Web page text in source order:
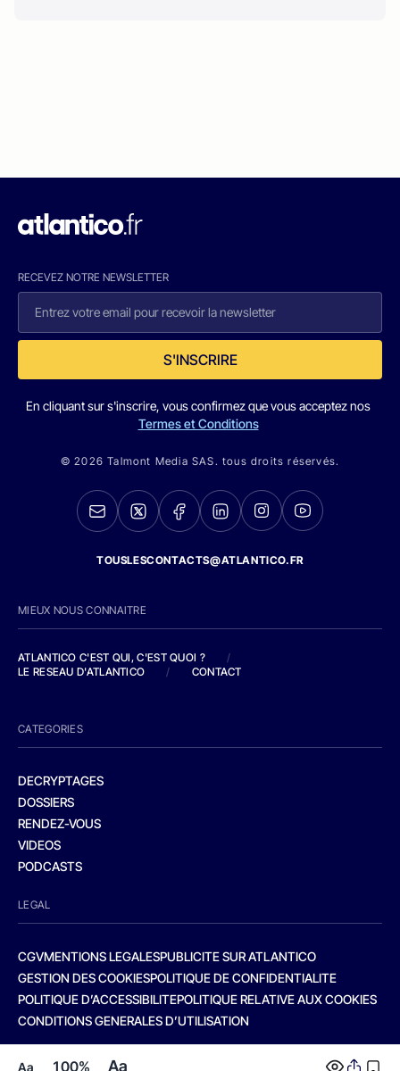
Aa 100% Aa
RECEVEZ NOTRE NEWSLETTER
S'INSCRIRE
En cliquant sur s'inscrire, vous confirmez que vous acceptez nos
Termes et Conditions
© 2026 Talmont Media SAS. tous droits réservés.
TOUSLESCONTACTS@ATLANTICO.FR
MIEUX NOUS CONNAITRE
ATLANTICO C'EST QUI, C'EST QUOI ?
/
LE RESEAU D'ATLANTICO
/ CONTACT
CATEGORIES
DECRYPTAGES
DOSSIERS
RENDEZ-VOUS
VIDEOS
PODCASTS
LEGAL
CGVMENTIONS LEGALESPUBLICITE SUR ATLANTICO
GESTION DES COOKIESPOLITIQUE DE CONFIDENTIALITE
POLITIQUE D’ACCESSIBILITEPOLITIQUE RELATIVE AUX COOKIES
CONDITIONS GENERALES D’UTILISATION